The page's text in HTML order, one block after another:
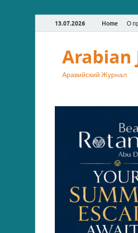
13.07.2026 Home О
Arabian
Аравийский Журнал